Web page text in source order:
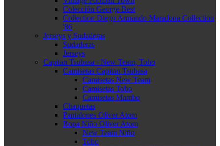
Colección George Best
Collection Diego Armando Maradona Collection
'86
Jerseys y Sudaderas
Sudaderas
Jerseys
Capitan Tsubasa - New Team, Toho
Camisetas Capitan Tsubasa
Camisetas New Team
Camisetas Toho
Camisetas Mambo
Chaquetas
Pantalones Oliver Atom
Ropa Niño Oliver Atom
New Team Niño
Toho